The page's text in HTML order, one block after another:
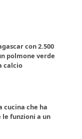
con 2.500
polmone verde
calcio
cucina che ha
funzioni a un